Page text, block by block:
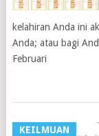
kelahiran Anda ini
Anda; atau bagi
Februari
KEILMUAN